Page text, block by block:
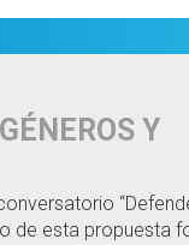
Y
de esta propuesta